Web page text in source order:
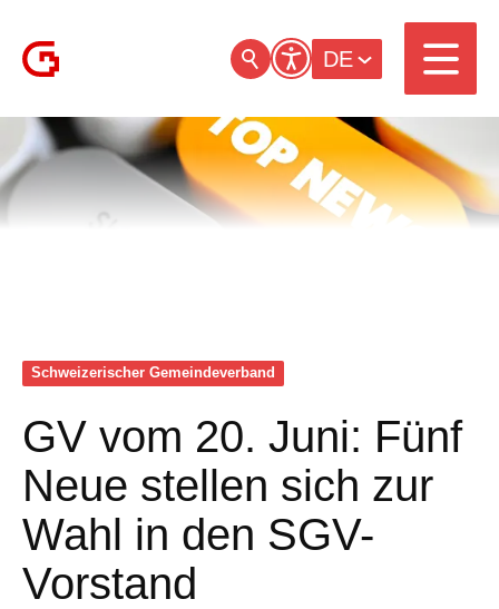
DE
Schweizerischer Gemeinde­verband
GV vom 20. Juni: Fünf
Neue stellen sich zur
Wahl in den SGV-
Vorstand